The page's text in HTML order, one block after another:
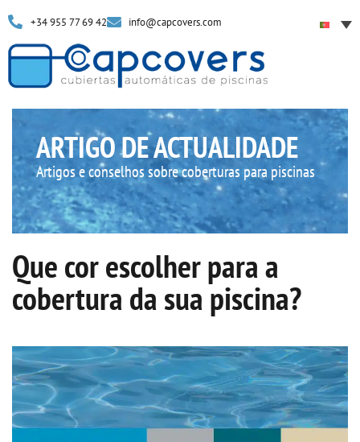
+34 955 77 69 42 info@capcovers.com
ARTIGO DE ACTUALIDADE
Artigos e conselhos sobre coberturas para piscinas
Que cor escolher para a
cobertura da sua piscina?